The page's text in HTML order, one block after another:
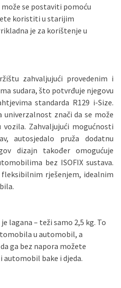
se postaviti pomoću
koristiti u starijim
je za korištenje u
zahvaljujući provedenim i
sudara, što potvrđuje njegovu
standarda R129 i-Size.
univerzalnost znači da se može
Zahvaljujući mogućnosti
autosjedalo pruža dodatnu
dizajn također omogućuje
bez ISOFIX sustava.
rješenjem, idealnim
lagana – teži samo 2,5 kg. To
u automobil, a
ga bez napora možete
bake i djeda.